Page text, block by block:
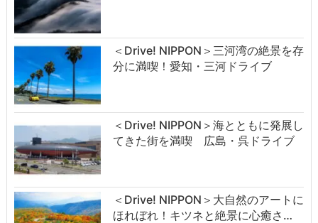
＜Drive! NIPPON＞三河湾の絶景を存
分に満喫！愛知・三河ドライブ
＜Drive! NIPPON＞海とともに発展し
てきた街を満喫 広島・呉ドライブ
＜Drive! NIPPON＞大自然のアートに
ほれぼれ！キツネと絶景に心癒さ…